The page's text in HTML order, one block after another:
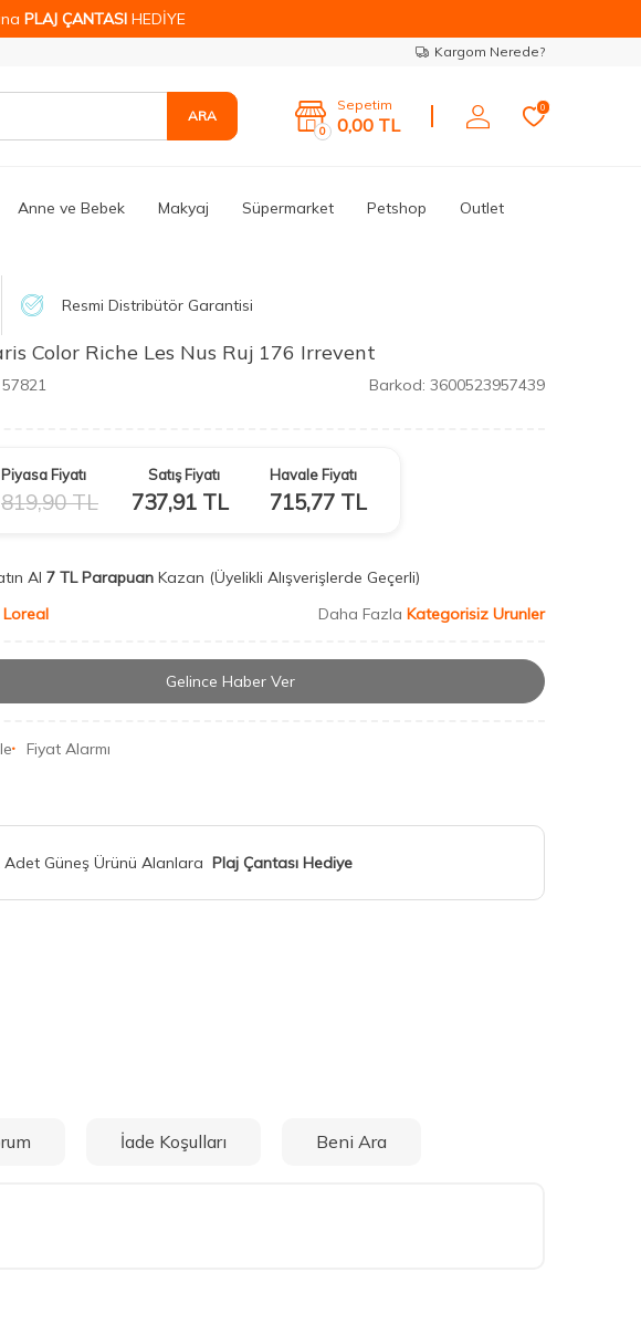
PLAJ ÇANTASI HEDİYE
Kargom Nerede?
ARA
0
Sepetim
0,00 TL
0
Anne ve Bebek Makyaj Süpermarket Petshop Outlet
Resmi Distribütör Garantisi
Color Riche Les Nus Ruj 176 Irrevent
57821 Barkod: 3600523957439
Piyasa Fiyatı
819,90TL
Satış Fiyatı
737,91 TL
Havale Fiyatı
715,77 TL
Al 7 TL Parapuan Kazan (Üyelikli Alışverişlerde Geçerli)
Loreal Daha Fazla Kategorisiz Urunler
Gelince Haber Ver
Fiyat Alarmı
Adet Güneş Ürünü Alanlara Plaj Çantası Hediye
İade Koşulları Beni Ara